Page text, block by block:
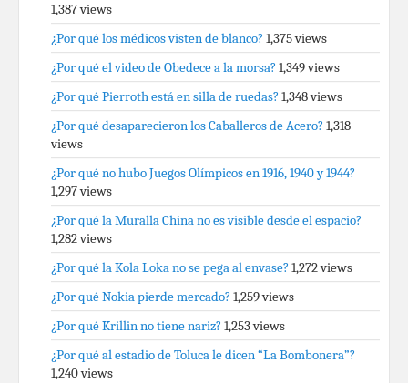
1,387 views
¿Por qué los médicos visten de blanco? 1,375 views
¿Por qué el video de Obedece a la morsa? 1,349 views
¿Por qué Pierroth está en silla de ruedas? 1,348 views
¿Por qué desaparecieron los Caballeros de Acero? 1,318
views
¿Por qué no hubo Juegos Olímpicos en 1916, 1940 y 1944?
1,297 views
¿Por qué la Muralla China no es visible desde el espacio?
1,282 views
¿Por qué la Kola Loka no se pega al envase? 1,272 views
¿Por qué Nokia pierde mercado? 1,259 views
¿Por qué Krillin no tiene nariz? 1,253 views
¿Por qué al estadio de Toluca le dicen “La Bombonera”?
1,240 views